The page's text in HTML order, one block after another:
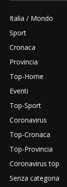
Italia / Mondo
Sport
Cronaca
Provincia
Top-Home
Eventi
Top-Sport
Coronavirus
Top-Cronaca
Top-Provincia
Coronavirus top
Senza categoria